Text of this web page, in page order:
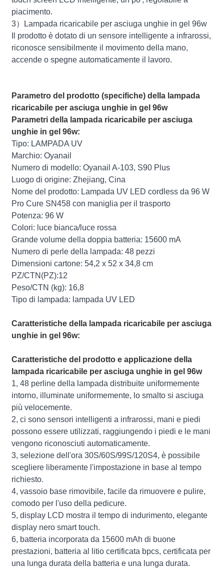
piacimento.
3）Lampada ricaricabile per asciuga unghie in gel 96w
Il prodotto è dotato di un sensore intelligente a infrarossi,
riconosce sensibilmente il movimento della mano,
accende o spegne automaticamente il lavoro.
Parametro del prodotto (specifiche) della lampada
ricaricabile per asciuga unghie in gel 96w
Parametri della lampada ricaricabile per asciuga
unghie in gel 96w:
Tipo: LAMPADA UV
Marchio: Oyanail
Numero di modello: Oyanail A-103, S90 Plus
Luogo di origine: Zhejiang, Cina
Nome del prodotto: Lampada UV LED cordless da 96 W
Pro Cure SN458 con maniglia per il trasporto
Potenza: 96 W
Colori: luce bianca/luce rossa
Grande volume della doppia batteria: 15600 mA
Numero di perle della lampada: 48 pezzi
Dimensioni cartone: 54,2 x 52 x 34,8 cm
PZ/CTN(PZ):12
Peso/CTN (kg): 16,8
Tipo di lampada: lampada UV LED
Caratteristiche della lampada ricaricabile per asciuga
unghie in gel 96w:
Caratteristiche del prodotto e applicazione della
lampada ricaricabile per asciuga unghie in gel 96w
1, 48 perline della lampada distribuite uniformemente
intorno, illuminate uniformemente, lo smalto si asciuga
più velocemente.
2, ci sono sensori intelligenti a infrarossi, mani e piedi
possono essere utilizzati, raggiungendo i piedi e le mani
vengono riconosciuti automaticamente.
3, selezione dell'ora 30S/60S/99S/120S4, è possibile
scegliere liberamente l'impostazione in base al tempo
richiesto.
4, vassoio base rimovibile, facile da rimuovere e pulire,
comodo per l'uso della pedicure.
5, display LCD mostra il tempo di indurimento, elegante
display nero smart touch.
6, batteria incorporata da 15600 mAh di buone
prestazioni, batteria al litio certificata bpcs, certificata per
una lunga durata della batteria e una lunga durata.